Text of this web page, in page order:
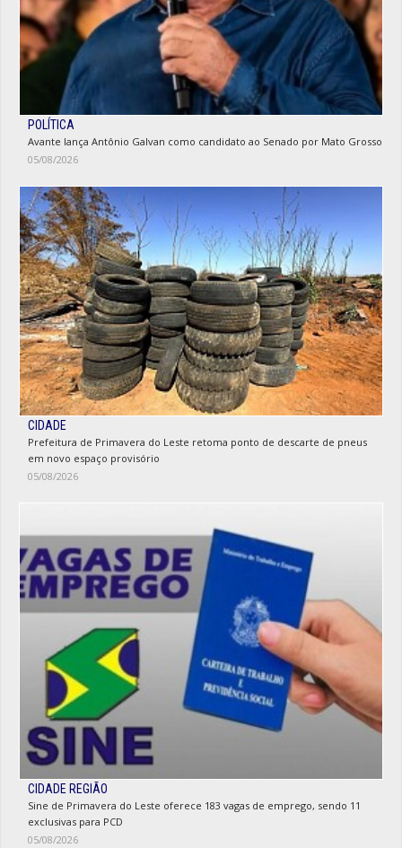
POLÍTICA
Avante lança Antônio Galvan como candidato ao Senado por Mato Grosso
05/08/2026
CIDADE
Prefeitura de Primavera do Leste retoma ponto de descarte de pneus
em novo espaço provisório
05/08/2026
CIDADE REGIÃO
Sine de Primavera do Leste oferece 183 vagas de emprego, sendo 11
exclusivas para PCD
05/08/2026